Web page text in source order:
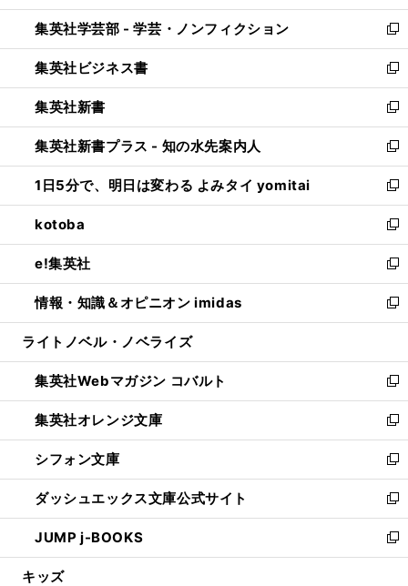
開
く
ウ
で
開
く
ン
ド
ウ
で
開
く
ウ
ィ
ン
ド
ウ
で
開
く
集英社学芸部 - 学芸・ノンフィクション
新
し
い
ウ
ィ
ン
ド
ウ
で
開
く
集英社ビジネス書
新
し
い
ウ
ィ
ン
ド
ウ
で
開
く
集英社新書
新
し
い
ウ
ィ
ン
ド
ウ
で
開
く
集英社新書プラス - 知の水先案内人
新
し
い
ウ
ィ
ン
ド
ウ
で
開
1日5分で、明日は変わる よみタイ yomitai
新
し
い
ウ
ィ
ン
ド
ウ
開
く
kotoba
新
し
い
ウ
ィ
ン
ウ
で
開
く
e!集英社
新
し
い
ウ
ン
ド
ウ
で
開
く
情報・知識＆オピニオン imidas
新
し
ウ
ィ
ン
ド
ウ
で
開
く
ライトノベル・ノベライズ
集英社Webマガジン コバルト
新
し
い
ウ
ィ
ン
ド
ウ
で
開
集英社オレンジ文庫
新
し
い
ウ
ィ
ン
ド
ウ
シフォン文庫
新
し
い
ウ
ィ
ン
ダッシュエックス文庫公式サイト
新
し
い
ウ
JUMP j-BOOKS
新
し
キッズ